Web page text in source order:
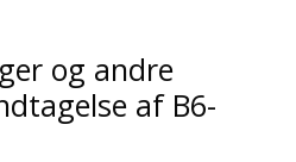
og andre
af B6-